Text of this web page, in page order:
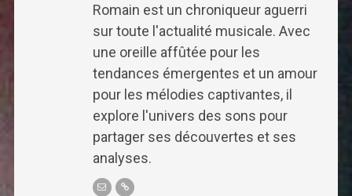
Romain est un chroniqueur aguerri
sur toute l'actualité musicale. Avec
une oreille affûtée pour les
tendances émergentes et un amour
pour les mélodies captivantes, il
explore l'univers des sons pour
partager ses découvertes et ses
analyses.